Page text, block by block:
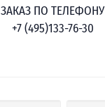
ЗАКАЗ ПО ТЕЛЕФОНУ
+7 (495)133-76-30